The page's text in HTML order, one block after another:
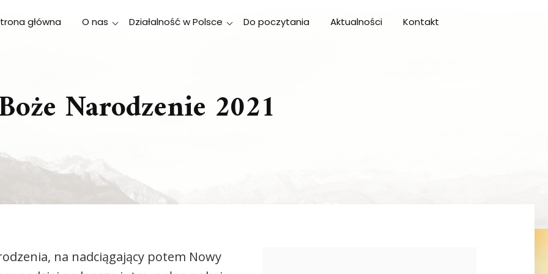
główna O nas Działalność w Polsce Do poczytania Aktualności Kontakt
Narodzenie 2021
na nadciągający potem Nowy